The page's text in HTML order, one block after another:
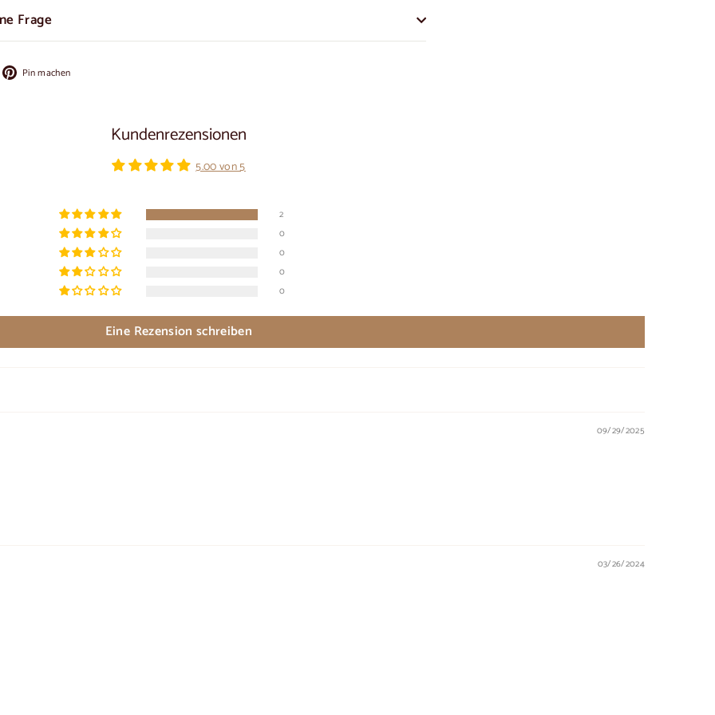
Frage
Pin machen
Kundenrezensionen
5.00 von 5
2
0
0
0
0
Eine Rezension schreiben
09/29/2025
03/26/2024